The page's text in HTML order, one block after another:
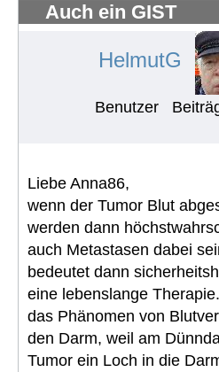
Auch ein GIST
HelmutG
Benutzer
Liebe Anna86,
wenn der Tumor Blut
werden dann
auch Metastasen dabei
bedeutet dann
eine lebenslange
das Phänomen von
den Darm, weil am
Tumor ein Loch in die